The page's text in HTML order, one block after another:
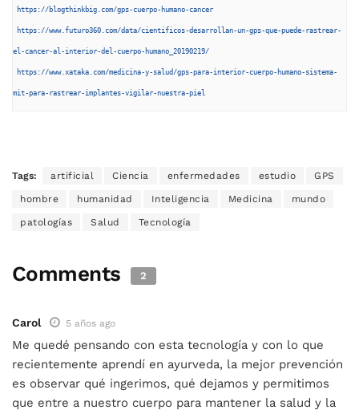
https://blogthinkbig.com/gps-cuerpo-humano-cancer
https://www.futuro360.com/data/cientificos-desarrollan-un-gps-que-puede-rastrear-
el-cancer-al-interior-del-cuerpo-humano_20190219/
https://www.xataka.com/medicina-y-salud/gps-para-interior-cuerpo-humano-sistema-
mit-para-rastrear-implantes-vigilar-nuestra-piel
Tags: artificial Ciencia enfermedades estudio GPS
hombre humanidad Inteligencia Medicina mundo
patologías Salud Tecnología
Comments 2
Carol 5 años ago
Me quedé pensando con esta tecnología y con lo que
recientemente aprendí en ayurveda, la mejor prevención
es observar qué ingerimos, qué dejamos y permitimos
que entre a nuestro cuerpo para mantener la salud y la